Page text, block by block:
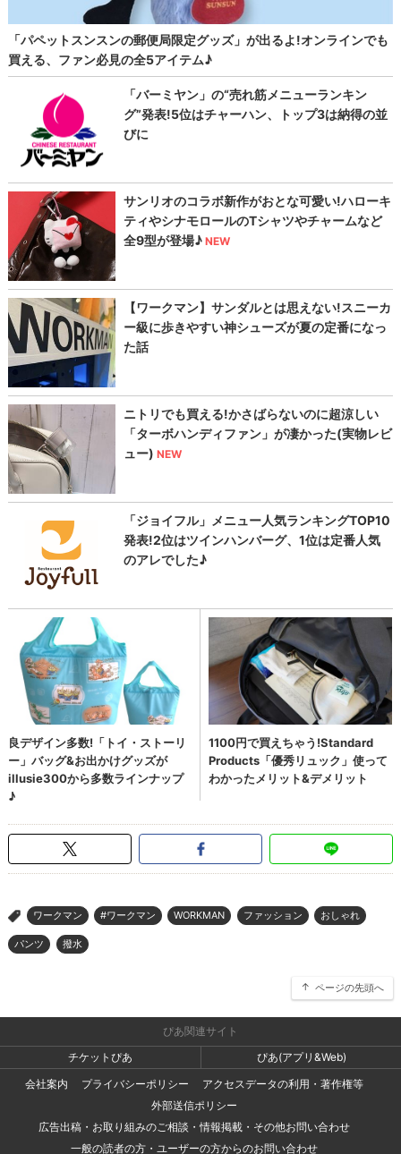
> ワークマン #ワークマン WORKMAN ファッション おしゃれ
パンツ 撥水
ページの先頭へ
ぴあ関連サイト
チケットぴあ
ぴあ(アプリ&Web)
会社案内
プライバシーポリシー
アクセスデータの利用・著作権等
外部送信ポリシー
広告出稿・お取り組みのご相談・情報掲載・その他お問い合わせ
一般の読者の方・ユーザーの方からのお問い合わせ